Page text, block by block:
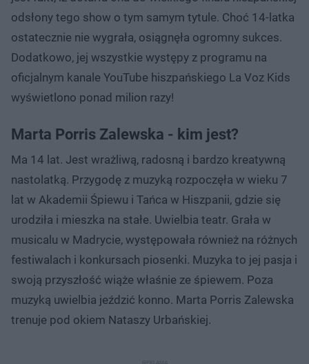
odsłony tego show o tym samym tytule. Choć 14-latka
ostatecznie nie wygrała, osiągnęła ogromny sukces.
Dodatkowo, jej wszystkie występy z programu na
oficjalnym kanale YouTube hiszpańskiego La Voz Kids
wyświetlono ponad milion razy!
Marta Porris Zalewska - kim jest?
Ma 14 lat. Jest wrażliwą, radosną i bardzo kreatywną
nastolatką. Przygodę z muzyką rozpoczęła w wieku 7
lat w Akademii Śpiewu i Tańca w Hiszpanii, gdzie się
urodziła i mieszka na stałe. Uwielbia teatr. Grała w
musicalu w Madrycie, występowała również na różnych
festiwalach i konkursach piosenki. Muzyka to jej pasja i
swoją przyszłość wiąże właśnie ze śpiewem. Poza
muzyką uwielbia jeździć konno. Marta Porris Zalewska
trenuje pod okiem Nataszy Urbańskiej.